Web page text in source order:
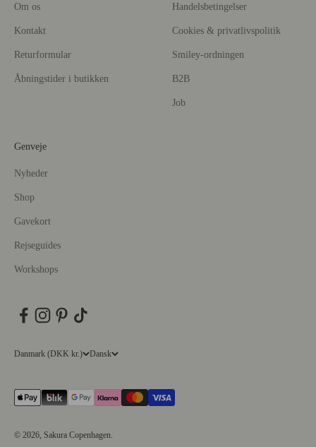
Om os
Kontakt
Returformular
Åbningstider i butikken
Handelsbetingelser
Cookies & privatlivspolitik
Smiley-ordningen
B2B
Job
Genveje
Nyheder
Shop
Gavekort
Rejseguides
Workshops
Danmark (DKK kr.) Dansk
© 2026, Sakura Copenhagen.